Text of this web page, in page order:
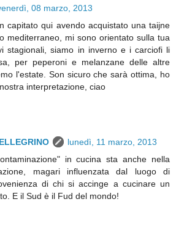
08 marzo, 2013
capitato qui avendo acquistato una taijne
mediterraneo, mi sono orientato sulla tua
stagionali, siamo in inverno e i carciofi li
per peperoni e melanzane delle altre
l'estate. Son sicuro che sarà ottima, ho
interpretazione, ciao
lunedì, 11 marzo, 2013
in cucina sta anche nella
magari influenzata dal luogo di
di chi si accinge a cucinare un
E il Sud è il Fud del mondo!